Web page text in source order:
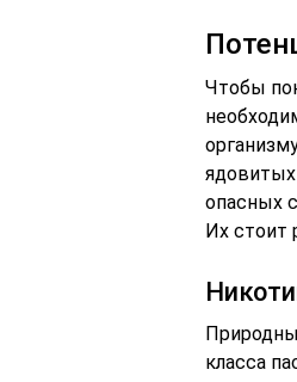
Чтобы
опасных
Их стоит
класса